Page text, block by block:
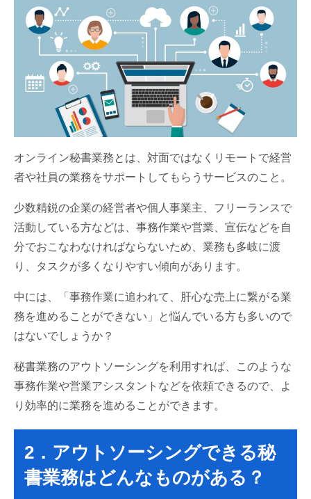
オンライン秘書業務とは、対面ではなくリモートで経営
者や社員の業務をサポートしてもらうサービスのこと。
少数精鋭の企業の経営者や個人事業主、フリーランスで
活動している方などは、事務作業や営業、宣伝などを自
分でおこなわなければならないため、業務も多岐に渡
り、タスクが多くなりやすい傾向があります。
中には、「事務作業に追われて、肝心な売上に繋がる業
務を進めることができない」と悩んでいる方も多いので
はないでしょうか？
秘書業務のアウトソーシングを利用すれば、このような
事務作業や営業アシスタントなどを依頼できるので、よ
り効率的に業務を進めることができます。
2．アウトソーシングできる秘
書業務はどんなものがある？